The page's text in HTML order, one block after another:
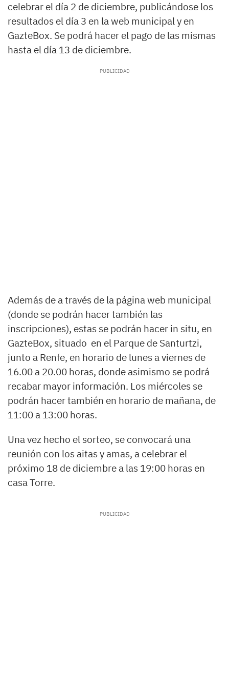
celebrar el día 2 de diciembre, publicándose los
resultados el día 3 en la web municipal y en
GazteBox. Se podrá hacer el pago de las mismas
hasta el día 13 de diciembre.
Además de a través de la página web municipal
(donde se podrán hacer también las
inscripciones), estas se podrán hacer in situ, en
GazteBox, situado en el Parque de Santurtzi,
junto a Renfe, en horario de lunes a viernes de
16.00 a 20.00 horas, donde asimismo se podrá
recabar mayor información. Los miércoles se
podrán hacer también en horario de mañana, de
11:00 a 13:00 horas.
Una vez hecho el sorteo, se convocará una
reunión con los aitas y amas, a celebrar el
próximo 18 de diciembre a las 19:00 horas en
casa Torre.